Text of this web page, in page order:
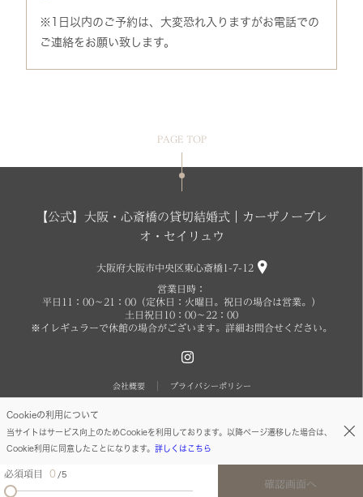
※1日以内のご予約は、大変恐れ入りますがお電話での
ご連絡をお願い致します。
必須項目 0 5
確認画面へ
Cookieの利用について
当サイトはサービス向上のためCookieを利用しております。以降ページ遷移した場合は、
Cookie利用に同意したことになります。 詳しくはこちら
PAGE TOP
【公式】大阪・心斎橋の貸切結婚式｜カーザノーブレ
オ・セイリュウ
大阪府大阪市中央区東心斎橋1-7-12
営業日時：
平日11：00～21：00（定休日：火曜日。祝日の場合は営業。）
土日祝日10：00～22：00
※イレギュラーで休館の場合がございます。詳細お問合せください。
会社概要 プライバシーポリシー